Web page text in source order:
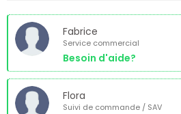
Fabrice
Service commercial
Besoin d'aide?
Flora
Suivi de commande / SAV